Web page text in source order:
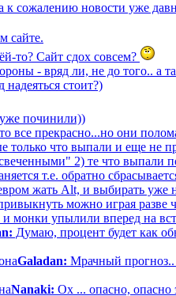
к сожалению новости уже
сайте.
то? Сайт сдох совсем?
- вряд ли, не до того.. а
надеяться стоит?)
починили))
все прекрасно...но они
только что выпали и еще не
2) те что выпали
т.е. обратно
жать Alt, и выбирать
можно играя разве
монки упылили вперед на
Думаю, процент будет как
Galadan: Мрачный прогноз..
Nanaki: Ох ... опасно, опасно